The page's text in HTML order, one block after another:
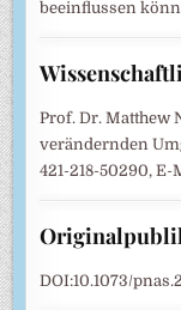
beeinflussen
Prof. Dr. Matthew
verändernden
421-218-50290,
DOI:10.1073/